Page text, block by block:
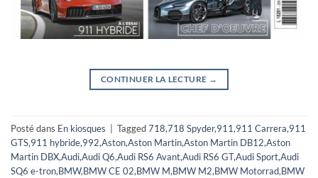
CONTINUER LA LECTURE →
Posté dans En kiosques Tagged718,718 Spyder,911,911 Carrera,911
GTS,911 hybride,992,Aston,Aston Martin,Aston Martin DB12,Aston
Martin DBX,Audi,Audi Q6,Audi RS6 Avant,Audi RS6 GT,Audi Sport,Audi
SQ6 e-tron,BMW,BMW CE 02,BMW M,BMW M2,BMW Motorrad,BMW